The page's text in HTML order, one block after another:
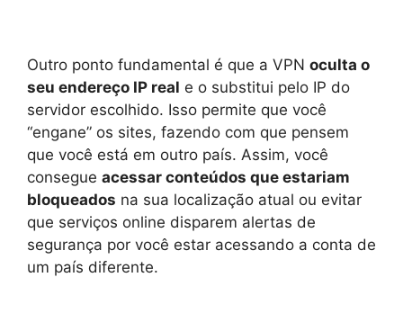
Outro ponto fundamental é que a VPN oculta o
seu endereço IP real e o substitui pelo IP do
servidor escolhido. Isso permite que você
“engane” os sites, fazendo com que pensem
que você está em outro país. Assim, você
consegue acessar conteúdos que estariam
bloqueados na sua localização atual ou evitar
que serviços online disparem alertas de
segurança por você estar acessando a conta de
um país diferente.